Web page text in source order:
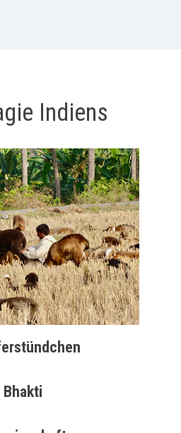
Indiens
Bhakti